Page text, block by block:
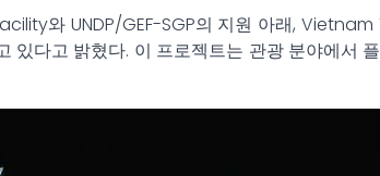
와 UNDP/GEF-SGP의 지원 아래,
다고 밝혔다. 이 프로젝트는 관광 분야에서